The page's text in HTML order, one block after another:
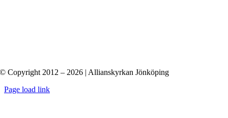
© Copyright 2012 – 2026 | Allianskyrkan Jönköping
Page load link